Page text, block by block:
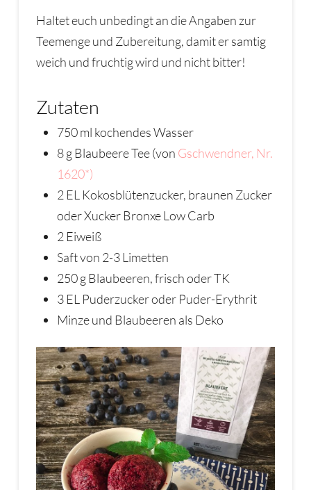
Haltet euch unbedingt an die Angaben zur
Teemenge und Zubereitung, damit er samtig
weich und fruchtig wird und nicht bitter!
Zutaten
750 ml kochendes Wasser
8 g Blaubeere Tee (von Gschwendner, Nr.
1620*)
2 EL Kokosblütenzucker, braunen Zucker
oder Xucker Bronxe Low Carb
2 Eiweiß
Saft von 2-3 Limetten
250 g Blaubeeren, frisch oder TK
3 EL Puderzucker oder Puder-Erythrit
Minze und Blaubeeren als Deko